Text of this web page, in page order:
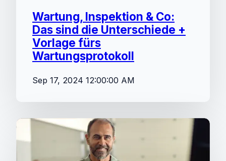
Wartung, Inspektion & Co:
Das sind die Unterschiede +
Vorlage fürs
Wartungsprotokoll
Sep 17, 2024 12:00:00 AM